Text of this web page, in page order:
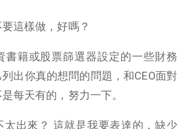
這樣做，好嗎？
書籍或股票篩選器設定的一些財務
出你真的想問的問題，和CEO面對
每天有的，努力一下。
太出來？ 這就是我要表達的，缺少